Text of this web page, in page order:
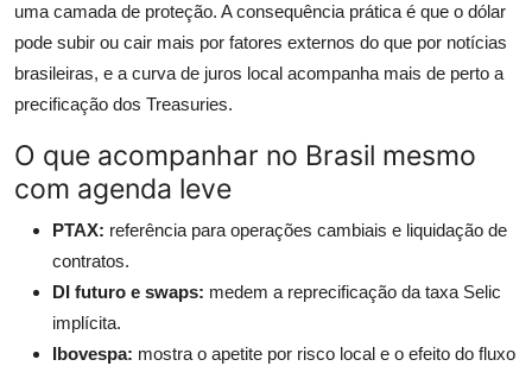
uma camada de proteção. A consequência prática é que o dólar
pode subir ou cair mais por fatores externos do que por notícias
brasileiras, e a curva de juros local acompanha mais de perto a
precificação dos Treasuries.
O que acompanhar no Brasil mesmo
com agenda leve
PTAX: referência para operações cambiais e liquidação de
contratos.
DI futuro e swaps: medem a reprecificação da taxa Selic
implícita.
Ibovespa: mostra o apetite por risco local e o efeito do fluxo